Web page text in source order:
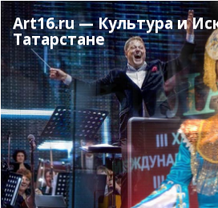
Перейти
к
основному
содержанию
Art16.ru — Культура и
Татарстане